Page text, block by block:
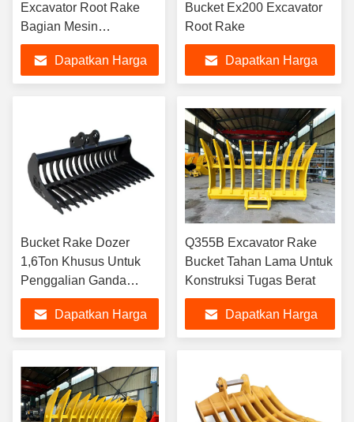
Excavator Root Rake
Bagian Mesin
Konstruksi
Dapatkan Harga
Bucket Ex200 Excavator
Root Rake
Dapatkan Harga
Bucket Rake Dozer
1,6Ton Khusus Untuk
Penggalian Ganda
Attachment Akar
ExcavatorDapatkan Harga
Q355B Excavator Rake
Bucket Tahan Lama Untuk
Konstruksi Tugas Berat
Dapatkan Harga